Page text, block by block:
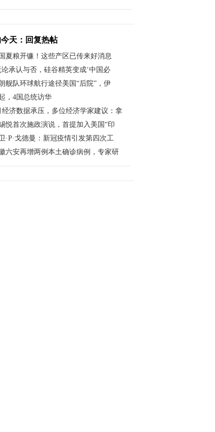
天：回复热帖
夏粮开镰！这些产区已传来好消息
论承认与否，硅谷精英变成‘中国必
舰队环球航行途径美国“后院”，伊
，4国总统访华
经济数据承压，多位经济学家建议：拿
悦首次施政演说，首提加入美国“印
·P·戈德曼：新冠疫情引发第四次工
六安再增两例本土确诊病例，专家研